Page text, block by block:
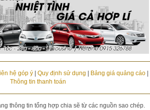
hệ góp ý| Quy định sử dụng Bảng giá quảng cáo|
Thông tin thanh toán
thông tin tổng hợp chia sẽ từ các nguồn sao chép.